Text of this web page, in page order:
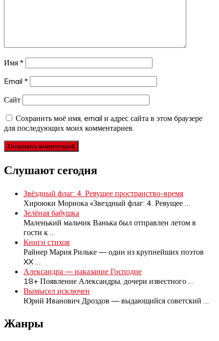
Имя *
Email *
Сайт
Сохранить моё имя, email и адрес сайта в этом браузере
для последующих моих комментариев.
Слушают сегодня
Звёздный флаг: 4. Ревущее пространство-время
Хироюки Мориока «Звездный флаг: 4. Ревущее
Зелёная бабушка
Маленький мальчик Ванька был отправлен летом в
гости к
Книги стихов
Райнер Мария Рильке — один из крупнейших поэтов
XX
Александра — наказание Господне
18+ Появление Александры, дочери известного
Вымысел исключен
Юрий Иванович Дроздов — выдающийся советский
Жанры